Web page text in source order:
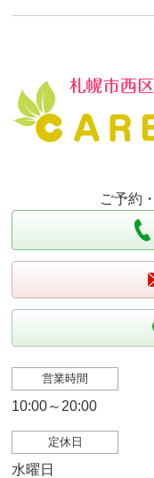
ご予約
営業時間
10:00～20:00
定休日
水曜日